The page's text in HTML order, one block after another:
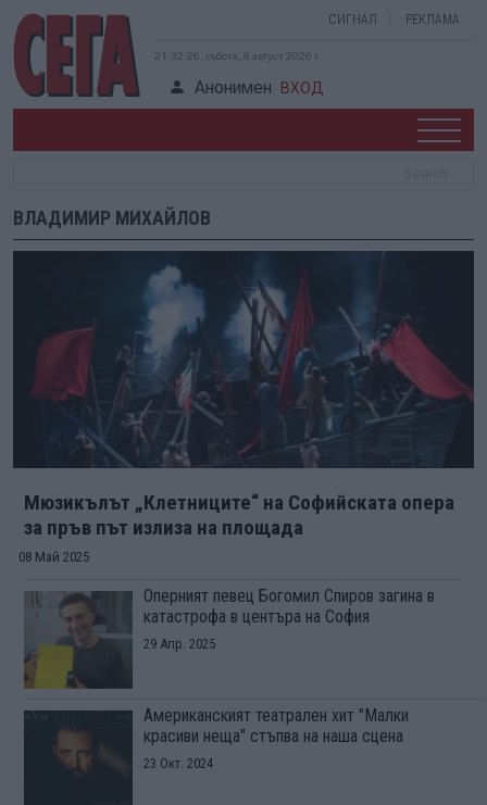
СИГНАЛ РЕКЛАМА
21:32:26, събота, 8 август 2026 г.
Анонимен ВХОД
ВЛАДИМИР МИХАЙЛОВ
Мюзикълът „Клетниците“ на Софийската опера
за пръв път излиза на площада
08 Май 2025
Оперният певец Богомил Спиров загина в
катастрофа в центъра на София
29 Апр. 2025
Американският театрален хит "Малки
красиви неща" стъпва на наша сцена
23 Окт. 2024